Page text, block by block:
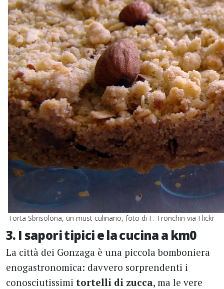
Torta Sbrisolona, un must culinario, foto di F. Tronchin via Flickr
3. I sapori tipici e la cucina a km0
La città dei Gonzaga è una piccola bomboniera
enogastronomica: davvero sorprendenti i
conosciutissimi tortelli di zucca, ma le vere